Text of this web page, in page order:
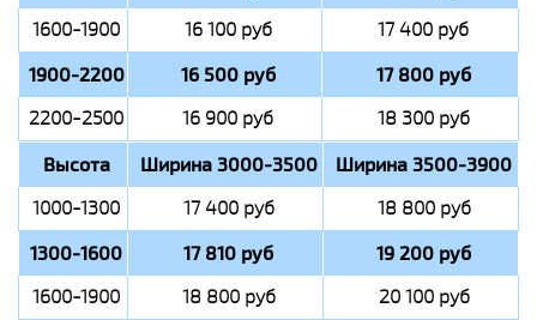
1600-1900 16 100 руб 17 400 руб
1900-2200 16 500 руб 17 800 руб
2200-2500 16 900 руб 18 300 руб
Высота Ширина 3000-3500 Ширина 3500-3900
1000-1300 17 400 руб 18 800 руб
1300-1600 17 810 руб 19 200 руб
1600-1900 18 800 руб 20 100 руб